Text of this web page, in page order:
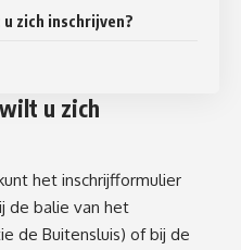
zich inschrijven?
u zich
het inschrijfformulier
de balie van het
de Buitensluis) of bij de